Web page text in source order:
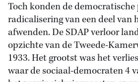
Toch konden de
radicalisering van een deel van
afwenden. De SDAP verloor
opzichte van de Tweede-
1933. Het grootst was het
waar de sociaal-democraten 4